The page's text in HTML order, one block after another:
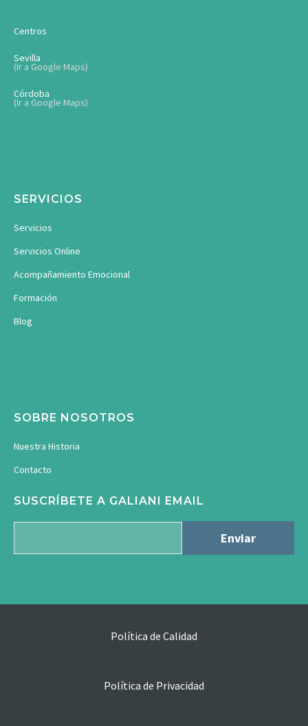
Centros
Sevilla
(Ir a Google Maps)
Córdoba
(Ir a Google Maps)
SERVICIOS
Servicios
Servicios Online
Acompañamiento Emocional
Formación
Blog
SOBRE NOSOTROS
Nuestra Historia
Contacto
SUSCRÍBETE A GALIANI EMAIL
Política de Calidad
Política de Privacidad